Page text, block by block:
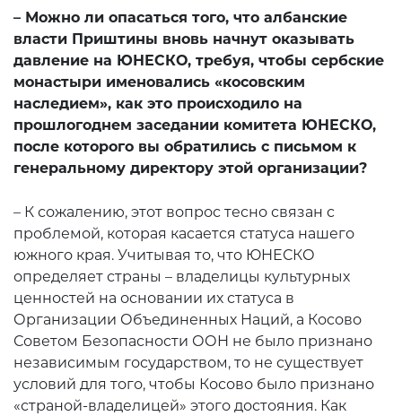
– Можно ли опасаться того, что албанские
власти Приштины вновь начнут оказывать
давление на ЮНЕСКО, требуя, чтобы сербские
монастыри именовались «косовским
наследием», как это происходило на
прошлогоднем заседании комитета ЮНЕСКО,
после которого вы обратились с письмом к
генеральному директору этой организации?
– К сожалению, этот вопрос тесно связан с
проблемой, которая касается статуса нашего
южного края. Учитывая то, что ЮНЕСКО
определяет страны – владелицы культурных
ценностей на основании их статуса в
Организации Объединенных Наций, а Косово
Советом Безопасности ООН не было признано
независимым государством, то не существует
условий для того, чтобы Косово было признано
«страной-владелицей» этого достояния. Как